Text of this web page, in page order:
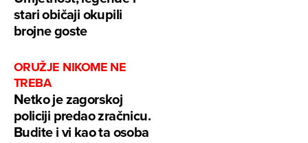
stari običaji okupili
brojne goste
ORUŽJE NIKOME NE
TREBA
Netko je zagorskoj
policiji predao zračnicu.
Budite i vi kao ta osoba